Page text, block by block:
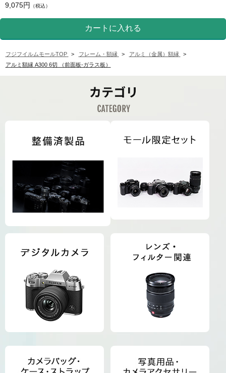
9,075円
（税込）
フジフイルムモールTOP > フレーム・額縁 > アルミ（金属）額縁
>
アルミ額縁 A300 6切 （前面板-ガラス板）